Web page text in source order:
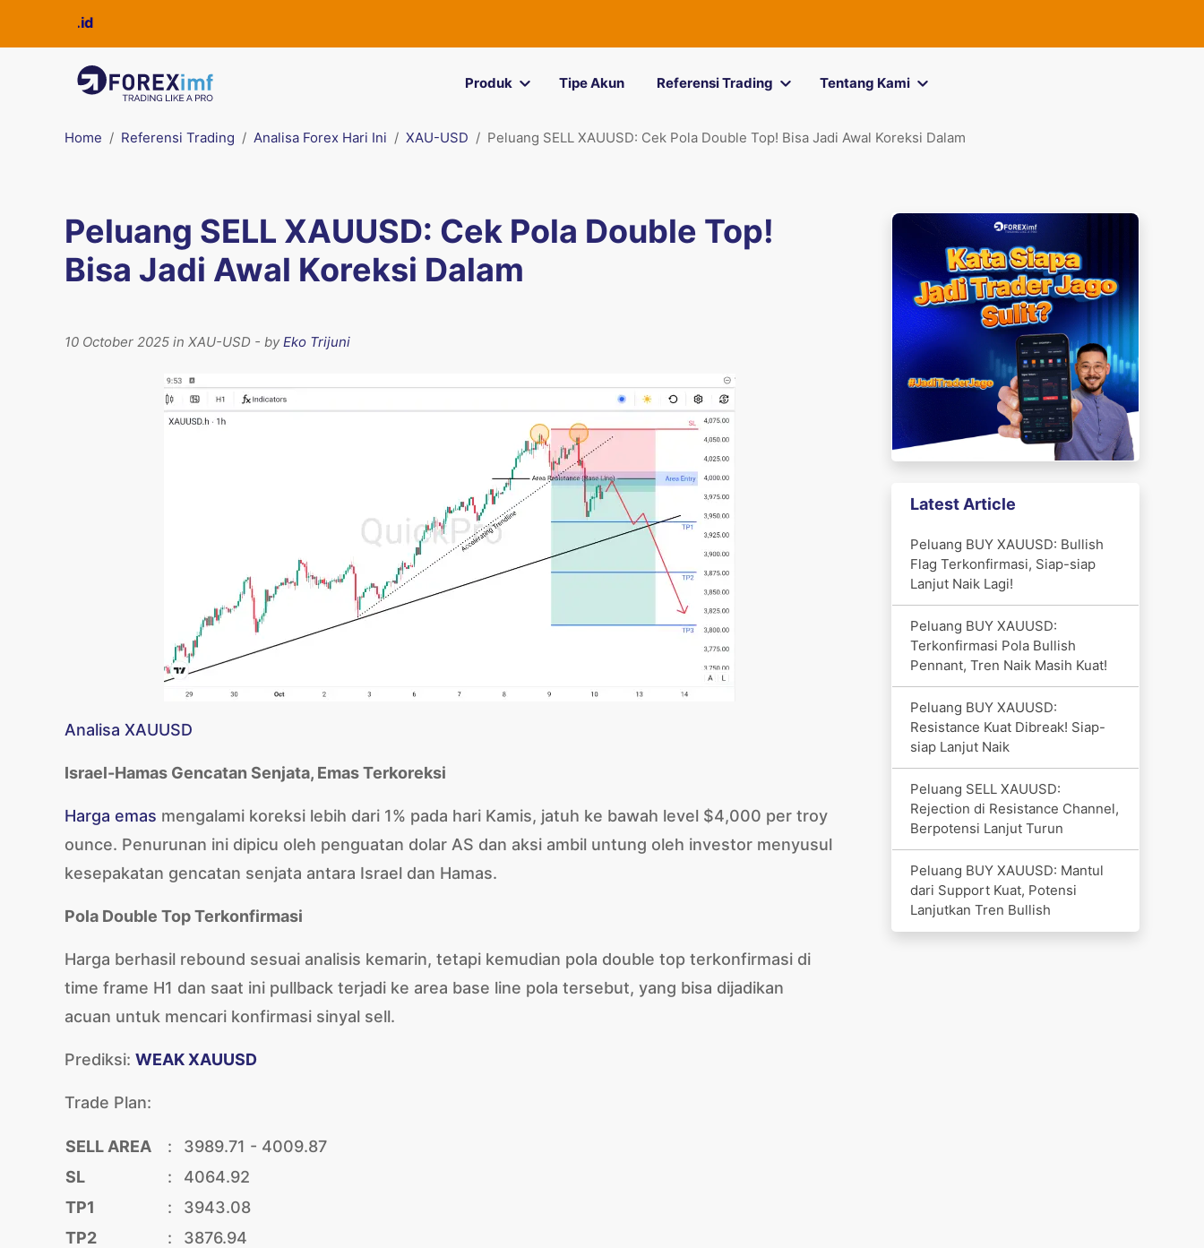
Produk Tipe Akun Referensi Trading Tentang Kami
Home Referensi Trading Analisa Forex Hari Ini XAU-USD Peluang SELL XAUUSD: Cek Pola Double Top! Bisa Jadi Awal Koreksi Dalam
Peluang SELL XAUUSD: Cek Pola Double Top!
Bisa Jadi Awal Koreksi Dalam
10 October 2025 in XAU-USD - byEko Trijuni
Analisa XAUUSD
Israel-Hamas Gencatan Senjata, Emas Terkoreksi
Harga emas mengalami koreksi lebih dari 1% pada hari Kamis, jatuh ke bawah level $4,000 per troy
ounce. Penurunan ini dipicu oleh penguatan dolar AS dan aksi ambil untung oleh investor menyusul
kesepakatan gencatan senjata antara Israel dan Hamas.
Pola Double Top Terkonfirmasi
Harga berhasil rebound sesuai analisis kemarin, tetapi kemudian pola double top terkonfirmasi di
time frame H1 dan saat ini pullback terjadi ke area base line pola tersebut, yang bisa dijadikan
acuan untuk mencari konfirmasi sinyal sell.
Prediksi: WEAK XAUUSD
Trade Plan:
SELL AREA :
3989.71 - 4009.87
SL
:
4064.92
TP1
:
3943.08
TP2
:
3876.94
Latest Article
Peluang BUY XAUUSD: Bullish
Flag Terkonfirmasi, Siap-siap
Lanjut Naik Lagi!
Peluang BUY XAUUSD:
Terkonfirmasi Pola Bullish
Pennant, Tren Naik Masih Kuat!
Peluang BUY XAUUSD:
Resistance Kuat Dibreak! Siap-
siap Lanjut Naik
Peluang SELL XAUUSD:
Rejection di Resistance Channel,
Berpotensi Lanjut Turun
Peluang BUY XAUUSD: Mantul
dari Support Kuat, Potensi
Lanjutkan Tren Bullish